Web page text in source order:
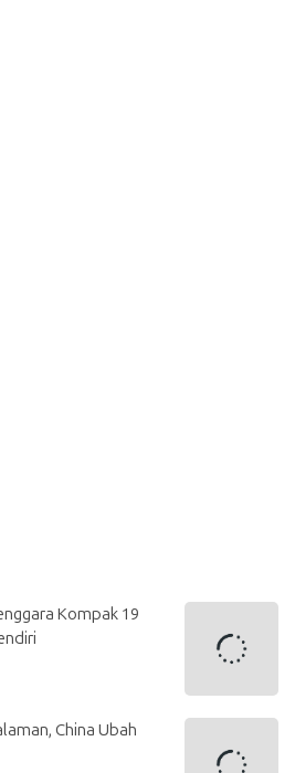
Kompak 19
China Ubah